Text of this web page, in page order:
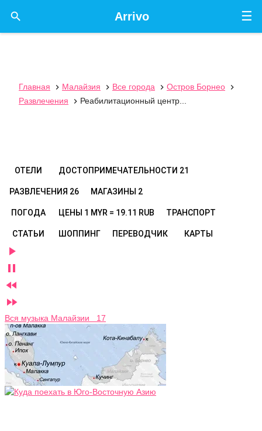
☰
Arrivo

Главная  Малайзия  Все города  Остров Борнео

Развлечения
 Реабилитационный центр...
ОТЕЛИ ДОСТОПРИМЕЧАТЕЛЬНОСТИ 21
РАЗВЛЕЧЕНИЯ 26 МАГАЗИНЫ 2
ПОГОДА ЦЕНЫ 1 MYR = 19.11 RUB ТРАНСПОРТ
СТАТЬИ ШОППИНГ ПЕРЕВОДЧИК КАРТЫ




Вся музыка Малайзии 17